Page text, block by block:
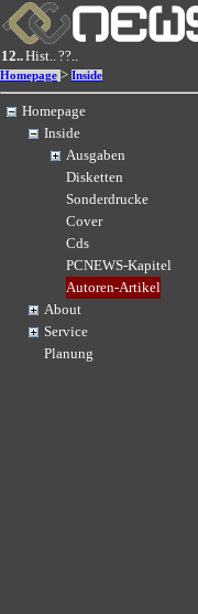
12..Hist..??..
Homepage > Inside
Homepage
Inside
Ausgaben
Disketten
Sonderdrucke
Cover
Cds
PCNEWS-Kapitel
Autoren-Artikel
About
Service
Planung